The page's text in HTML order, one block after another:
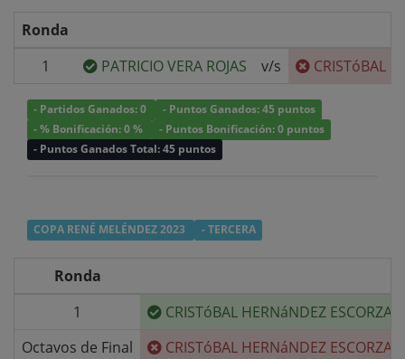
Ronda
1
PATRICIO VERA ROJAS v/s CRISTóBAL
- Partidos Ganados: 0
- Puntos Ganados: 45 puntos
- % Bonificación: 0 %
- Puntos Bonificación: 0 puntos
- Puntos Ganados Total: 45 puntos
COPA RENÉ MELÉNDEZ 2023 - TERCERA
Ronda
1
CRISTóBAL HERNáNDEZ ESCORZA
Octavos de Final
CRISTóBAL HERNáNDEZ ESCORZA